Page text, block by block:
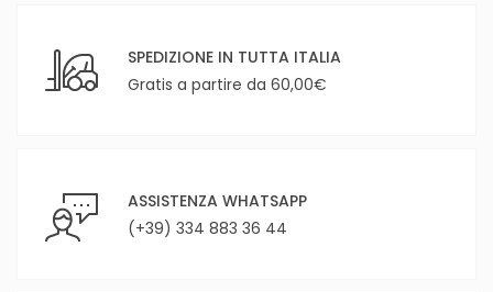
SPEDIZIONE IN TUTTA ITALIA
Gratis a partire da 60,00€
ASSISTENZA WHATSAPP
(+39) 334 883 36 44